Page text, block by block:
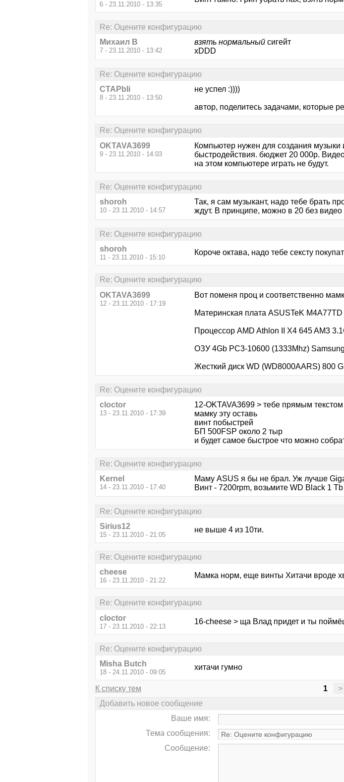
6 - 23.11.2010 - 13:35
Re: Оцените конфигурацию
Михаил В
7 - 23.11.2010 - 13:42
взять нормальный сигейт
xDDD
Re: Оцените конфигурацию
CTAPbIi
8 - 23.11.2010 - 13:50
не успел :))))
автор, поделитесь задачами, которые
Re: Оцените конфигурацию
OKTAVA3699
9 - 23.11.2010 - 14:03
Компьютер нужен для создания
быстродействия. бюджет 20 000р.
на этом компьютере играть не будут.
Re: Оцените конфигурацию
shoroh
10 - 23.11.2010 - 14:57
Так, я сам музыкант, надо тебе брать
ждут. В принципе, можно в 20 без видео
Re: Оцените конфигурацию
shoroh
11 - 23.11.2010 - 15:10
Короче октава, надо тебе сексту
Re: Оцените конфигурацию
OKTAVA3699
12 - 23.11.2010 - 17:19
Вот поменя проц и соответственно
Материнская плата ASUSTeK
Процессор AMD Athlon II X4 645 AM3
ОЗУ 4Gb PC3-10600 (1333Mhz)
Жесткий диск WD (WD8000AARS) 800
Re: Оцените конфигурацию
cloctor
13 - 23.11.2010 - 17:39
12-OKTAVA3699 > тебе прямым
мамку эту оставь
винт побыстрей
БП 500FSP около 2 тыр
и будет самое быстрое что можно
Re: Оцените конфигурацию
Kernel
14 - 23.11.2010 - 17:40
Маму ASUS я бы не брал. Уж лучше
Винт - 7200rpm, возьмите WD Black 1
Re: Оцените конфигурацию
Sirius12
15 - 23.11.2010 - 21:05
не выше 4 из 10ти.
Re: Оцените конфигурацию
cheese
16 - 23.11.2010 - 21:22
Мамка норм, еще винты Хитачи вроде
Re: Оцените конфигурацию
cloctor
17 - 23.11.2010 - 22:13
16-cheese > ща Влад придет и ты
Re: Оцените конфигурацию
Misha Butch
18 - 24.11.2010 - 09:05
хитачи гумно
К списку тем 1 >
Добавить новое сообщение
Ваше имя:
Тема сообщения:
Сообщение: